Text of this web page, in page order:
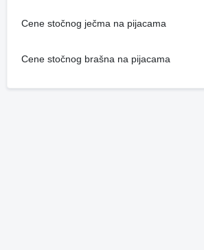
Cene stočnog ječma na pijacama
Cene stočnog brašna na pijacama